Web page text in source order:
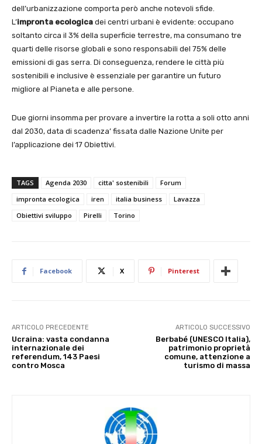
dell’urbanizzazione comporta però anche notevoli sfide.
L’impronta ecologica dei centri urbani è evidente: occupano
soltanto circa il 3% della superficie terrestre, ma consumano tre
quarti delle risorse globali e sono responsabili del 75% delle
emissioni di gas serra. Di conseguenza, rendere le città più
sostenibili e inclusive è essenziale per garantire un futuro
migliore al Pianeta e alle persone.
Due giorni insomma per provare a invertire la rotta a soli otto anni
dal 2030, data di scadenza’ fissata dalle Nazione Unite per
l’applicazione dei 17 Obiettivi.
TAGS Agenda 2030 citta' sostenibili
Forum
impronta ecologica
iren italia business
Lavazza
Obiettivi sviluppo
Pirelli Torino
Facebook X Pinterest
ARTICOLO PRECEDENTE
Ucraina: vasta condanna
internazionale dei
referendum, 143 Paesi
contro Mosca
ARTICOLO SUCCESSIVO
Berbabé (UNESCO Italia),
patrimonio proprietà
comune, attenzione a
turismo di massa